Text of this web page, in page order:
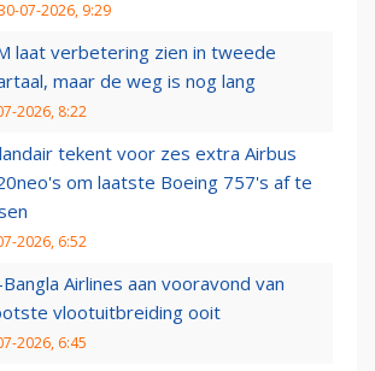
07-2026, 9:29
laat verbetering zien in tweede
maar de weg is nog lang
2026, 8:22
tekent voor zes extra Airbus
om laatste Boeing 757's af te
2026, 6:52
Bangla Airlines aan vooravond van
vlootuitbreiding ooit
2026, 6:45